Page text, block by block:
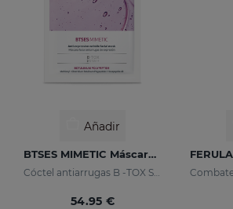
Añadir
BTSES MIMETIC Máscara Facial
54.95 €